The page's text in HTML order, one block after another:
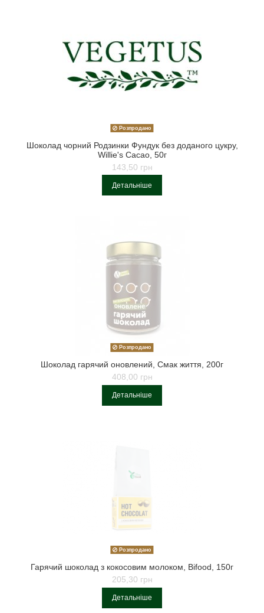
Розпродано
Шоколад чорний Родзинки Фундук без доданого цукру,
Willie's Cacao, 50г
143,50 грн
Детальніше
Розпродано
Шоколад гарячий оновлений, Смак життя, 200г
408,00 грн
Детальніше
Розпродано
Гарячий шоколад з кокосовим молоком, Bifood, 150г
205,30 грн
Детальніше